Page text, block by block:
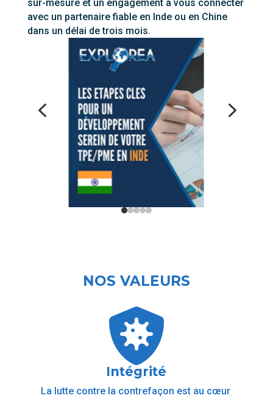
sur-mesure et un engagement à vous connecter
avec un partenaire fiable en Inde ou en Chine
dans un délai de trois mois.
4 5
NOS VALEURS

Intégrité
La lutte contre la contrefaçon est au cœur